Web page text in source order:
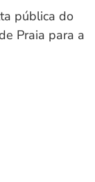
pública do
Praia para a